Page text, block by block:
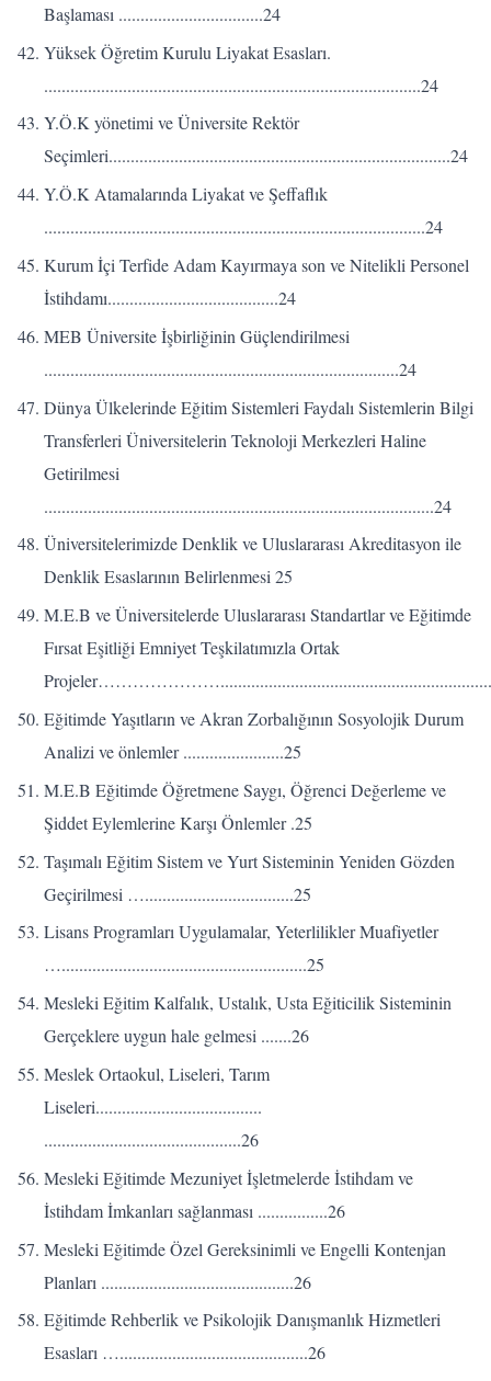
Başlaması .................................24
Yüksek Öğretim Kurulu Liyakat Esasları.
......................................................................................24
Y.Ö.K yönetimi ve Üniversite Rektör
Seçimleri..............................................................................24
Y.Ö.K Atamalarında Liyakat ve Şeffaflık
.......................................................................................24
Kurum İçi Terfide Adam Kayırmaya son ve Nitelikli Personel
İstihdamı.......................................24
MEB Üniversite İşbirliğinin Güçlendirilmesi
.................................................................................24
Dünya Ülkelerinde Eğitim Sistemleri Faydalı Sistemlerin Bilgi
Transferleri Üniversitelerin Teknoloji Merkezleri Haline
Getirilmesi
.........................................................................................24
Üniversitelerimizde Denklik ve Uluslararası Akreditasyon ile
Denklik Esaslarının Belirlenmesi 25
M.E.B ve Üniversitelerde Uluslararası Standartlar ve Eğitimde
Fırsat Eşitliği Emniyet Teşkilatımızla Ortak
Eğitimde Yaşıtların ve Akran Zorbalığının Sosyolojik Durum
Analizi ve önlemler .......................25
M.E.B Eğitimde Öğretmene Saygı, Öğrenci Değerleme ve
Şiddet Eylemlerine Karşı Önlemler .25
Taşımalı Eğitim Sistem ve Yurt Sisteminin Yeniden Gözden
Geçirilmesi …..................................25
Lisans Programları Uygulamalar, Yeterlilikler Muafiyetler
…........................................................25
Mesleki Eğitim Kalfalık, Ustalık, Usta Eğiticilik Sisteminin
Gerçeklere uygun hale gelmesi .......26
Meslek Ortaokul, Liseleri, Tarım
Liseleri......................................
.............................................26
Mesleki Eğitimde Mezuniyet İşletmelerde İstihdam ve
İstihdam İmkanları sağlanması ................26
Mesleki Eğitimde Özel Gereksinimli ve Engelli Kontenjan
Planları ............................................26
Eğitimde Rehberlik ve Psikolojik Danışmanlık Hizmetleri
Esasları …...........................................26